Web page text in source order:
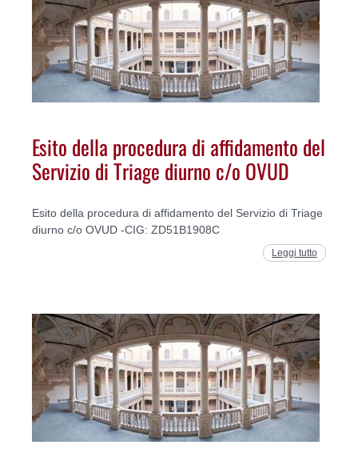
Esito della procedura di affidamento del
Servizio di Triage diurno c/o OVUD
Esito della procedura di affidamento del Servizio di Triage
diurno c/o OVUD -CIG: ZD51B1908C
Leggi tutto